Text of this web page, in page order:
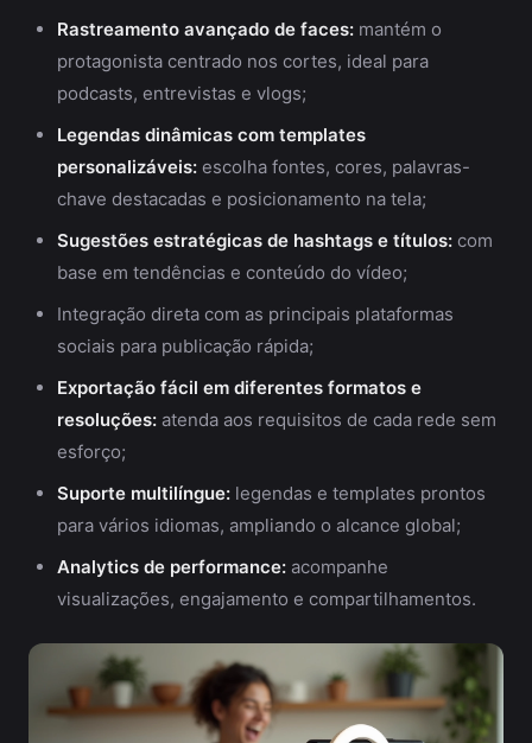
Rastreamento avançado de faces: mantém o
protagonista centrado nos cortes, ideal para
podcasts, entrevistas e vlogs;
Legendas dinâmicas com templates
personalizáveis: escolha fontes, cores, palavras-
chave destacadas e posicionamento na tela;
Sugestões estratégicas de hashtags e títulos: com
base em tendências e conteúdo do vídeo;
Integração direta com as principais plataformas
sociais para publicação rápida;
Exportação fácil em diferentes formatos e
resoluções: atenda aos requisitos de cada rede sem
esforço;
Suporte multilíngue: legendas e templates prontos
para vários idiomas, ampliando o alcance global;
Analytics de performance: acompanhe
visualizações, engajamento e compartilhamentos.